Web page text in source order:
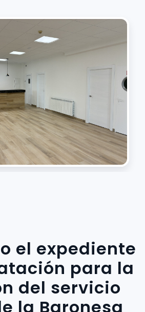
el expediente
para la
del servicio
la Baronesa